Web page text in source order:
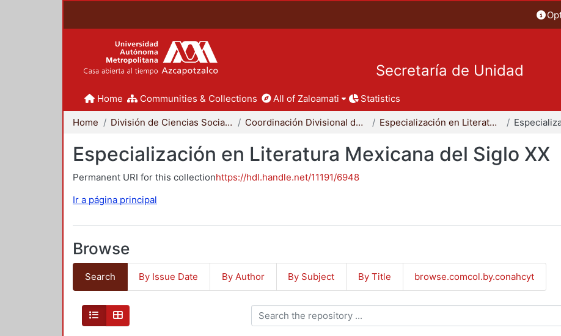
Secretaría de Unidad
Home Communities & Collections All of Zaloamati Statistics
Home División de Ciencias Sociales y Humanidades Coordinación Divisional de Posgrado Especialización en Literatura Mexicana del Siglo XX
Especialización en Literatura Mexicana del Siglo XX
Permanent URI for this collectionhttps://hdl.handle.net/11191/6948
Ir a página principal
Browse
Search By Issue Date By Author By Subject By Title browse.comcol.by.conahcyt